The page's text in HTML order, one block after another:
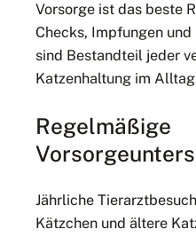
Vorsorge ist das beste
Checks, Impfungen
sind Bestandteil jeder
Katzenhaltung im
Regelmäßige
Jährliche
Kätzchen und ältere